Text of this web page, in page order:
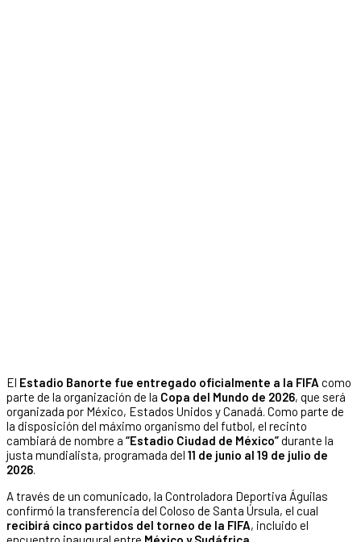
El Estadio Banorte fue entregado oficialmente a la FIFA como
parte de la organización de la Copa del Mundo de 2026, que será
organizada por México, Estados Unidos y Canadá. Como parte de
la disposición del máximo organismo del futbol, el recinto
cambiará de nombre a “Estadio Ciudad de México”durante la
justa mundialista, programada del 11 de junio al 19 de julio de
2026.
A través de un comunicado, la Controladora Deportiva Águilas
confirmó la transferencia del Coloso de Santa Úrsula, el cual
recibirá cinco partidos del torneo de la FIFA, incluido el